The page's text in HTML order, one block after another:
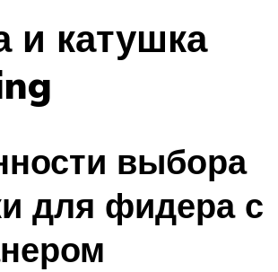
и катушка
выбора
для фидера с